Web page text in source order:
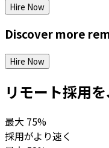
Hire Now
Discover more
Hire Now
リモート採用
最大 75%
採用がより速く